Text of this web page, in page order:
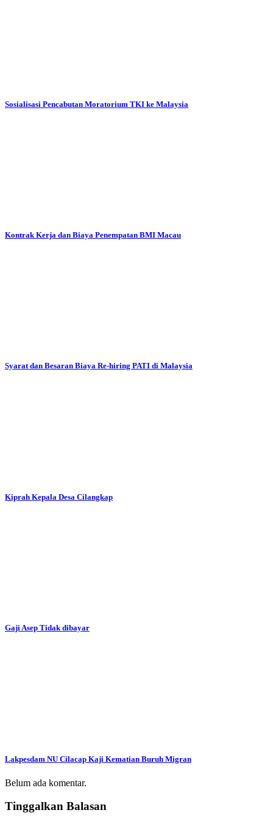
Sosialisasi Pencabutan Moratorium TKI ke Malaysia
Kontrak Kerja dan Biaya Penempatan BMI Macau
Syarat dan Besaran Biaya Re-hiring PATI di Malaysia
Kiprah Kepala Desa Cilangkap
Gaji Asep Tidak dibayar
Lakpesdam NU Cilacap Kaji Kematian Buruh Migran
Belum ada komentar.
Tinggalkan Balasan